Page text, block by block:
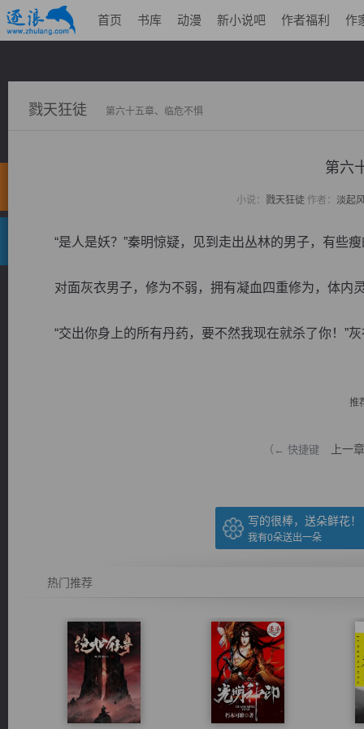
首页 书库 动漫 新小说吧 作者福利 作
戮天狂徒 第六十五章、临危不惧
第六
小说： 戮天狂徒作者： 淡起
“是人是妖？”秦明惊疑，见到走出丛林的男子，有些
对面灰衣男子，修为不弱，拥有凝血四重修为，体内
“交出你身上的所有丹药，要不然我现在就杀了你！”灰
推
（← 快捷键 上一章
写的很棒，送朵鲜花！
我有0朵送出一朵
热门推荐